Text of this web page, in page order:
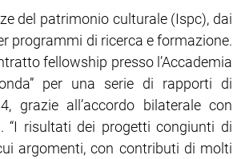
del patrimonio culturale (Ispc), dai
programmi di ricerca e formazione.
fellowship presso l’Accademia
per una serie di rapporti di
grazie all’accordo bilaterale con
“I risultati dei progetti congiunti di
argomenti, con contributi di molti